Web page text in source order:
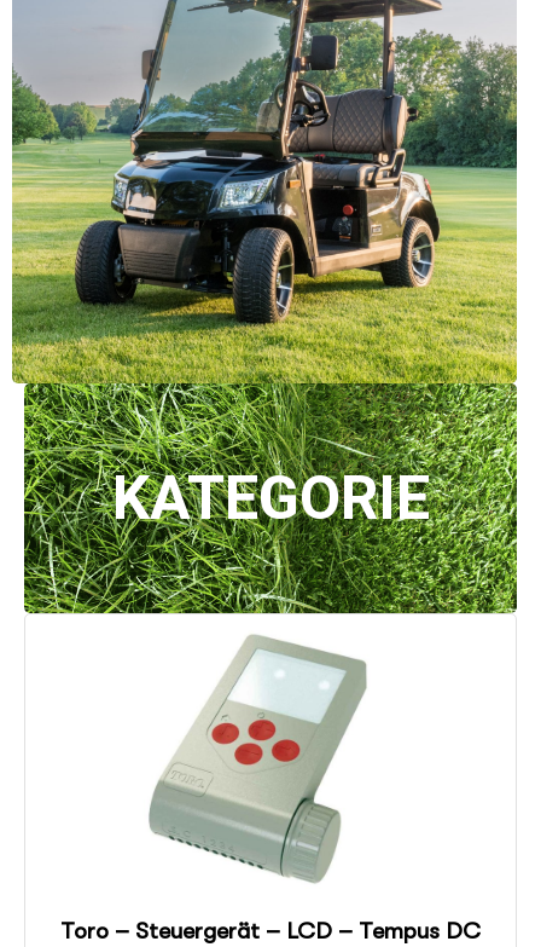
KATEGORIE
Toro – Steuergerät – LCD – Tempus DC